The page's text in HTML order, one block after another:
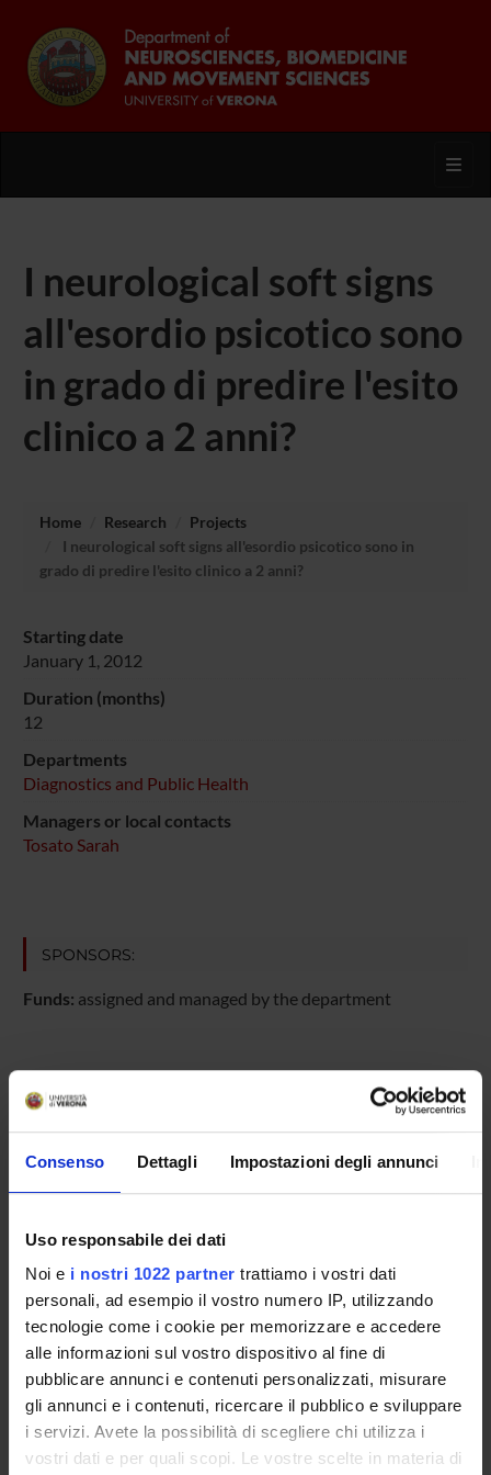
Consenso Dettagli Impostazioni degli annunci
Uso responsabile dei dati
Noi e i nostri 1022 partner trattiamo i vostri dati
personali, ad esempio il vostro numero IP, utilizzando
tecnologie come i cookie per memorizzare e accedere
alle informazioni sul vostro dispositivo al fine di
pubblicare annunci e contenuti personalizzati, misurare
gli annunci e i contenuti, ricercare il pubblico e sviluppare
i servizi. Avete la possibilità di scegliere chi utilizza i
vostri dati e per quali scopi. Le vostre scelte in materia di
I neurological soft signs
all'esordio psicotico sono
in grado di predire l'esito
clinico a 2 anni?
Home Research
Projects
I neurological soft signs all'esordio psicotico sono in
grado di predire l'esito clinico a 2 anni?
Starting date
January 1, 2012
Duration (months)
12
Departments
Diagnostics and Public Health
Managers or local contacts
Tosato Sarah
SPONSORS:
Funds: assigned and managed by the department
PROJECT PARTICIPANTS
Sarah Tosato
Associate Professor
RESEARCH AREAS INVOLVED IN THE PROJECT
Psychiatry
SECTIONS
Section of Psychiatry and Clinical Psychology